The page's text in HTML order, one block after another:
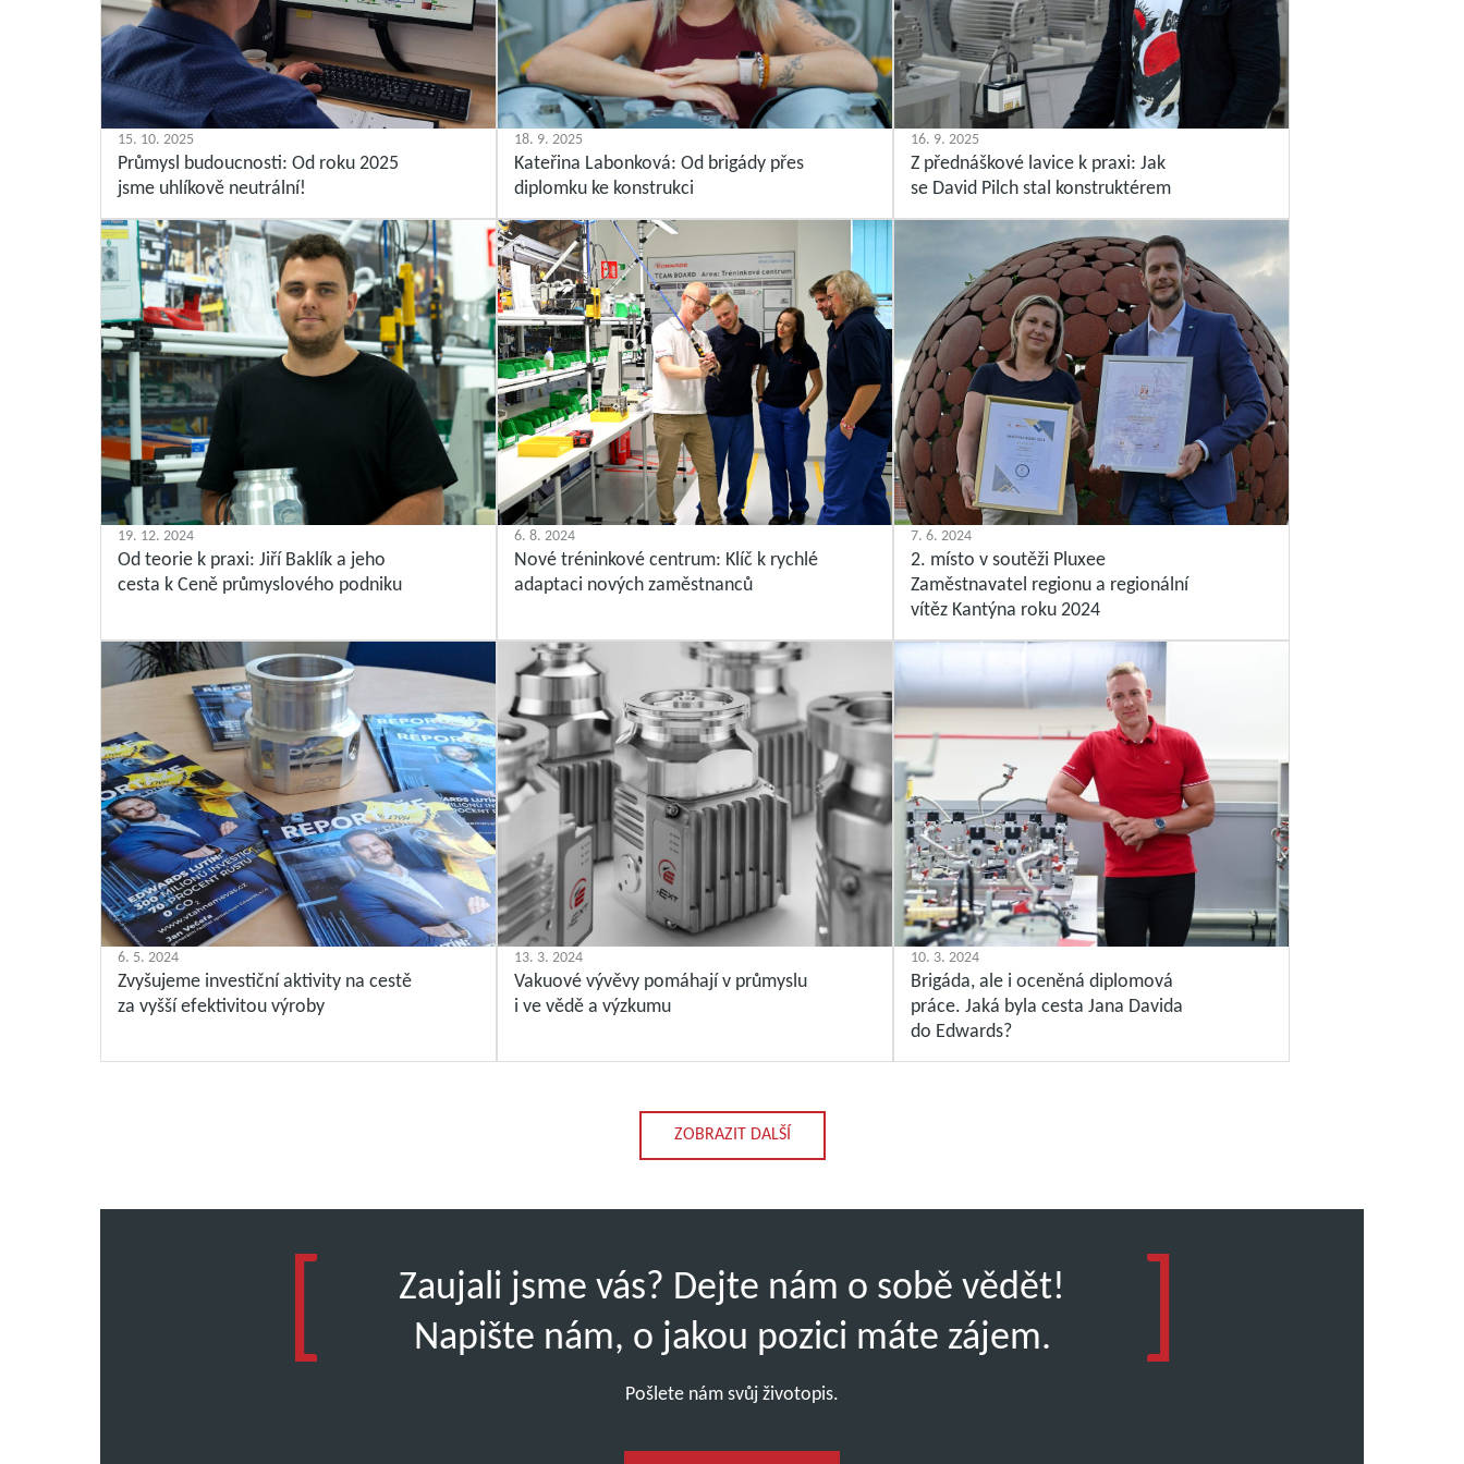
15. 10. 2025
Průmysl budoucnosti: Od roku 2025
jsme uhlíkově neutrální!
18. 9. 2025
Kateřina Labonková: Od brigády přes
diplomku ke konstrukci
16. 9. 2025
Z přednáškové lavice k praxi: Jak
se David Pilch stal konstruktérem
19. 12. 2024
Od teorie k praxi: Jiří Baklík a jeho
cesta k Ceně průmyslového podniku
6. 8. 2024
Nové tréninkové centrum: Klíč k rychlé
adaptaci nových zaměstnanců
7. 6. 2024
2. místo v soutěži Pluxee
Zaměstnavatel regionu a regionální
vítěz Kantýna roku 2024
6. 5. 2024
Zvyšujeme investiční aktivity na cestě
za vyšší efektivitou výroby
13. 3. 2024
Vakuové vývěvy pomáhají v průmyslu
i ve vědě a výzkumu
10. 3. 2024
Brigáda, ale i oceněná diplomová
práce. Jaká byla cesta Jana Davida
do Edwards?
ZOBRAZIT DALŠÍ
Zaujali jsme vás? Dejte nám o sobě vědět!
Napište nám, o jakou pozici máte zájem.
Pošlete nám svůj životopis.